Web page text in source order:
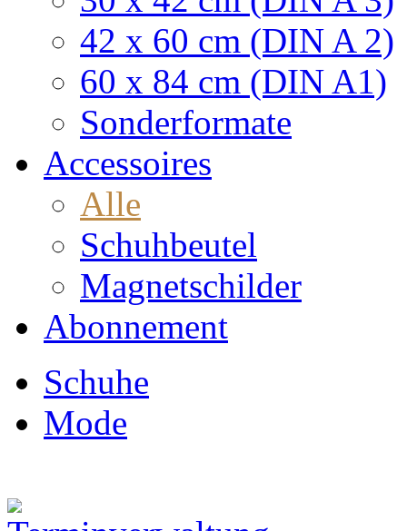
42 x 60 cm (DIN A 2)
60 x 84 cm (DIN A1)
Sonderformate
Accessoires
Alle
Schuhbeutel
Magnetschilder
Abonnement
Schuhe
Mode